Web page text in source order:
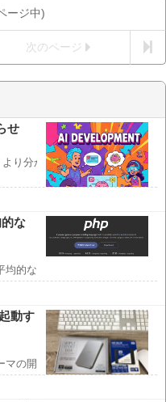
ージ中)
次のページ
せ
り分かりやすくお届けします
な
均的なバージョンはPHP 8.2です
動す
の開発に使っている、 iMac（